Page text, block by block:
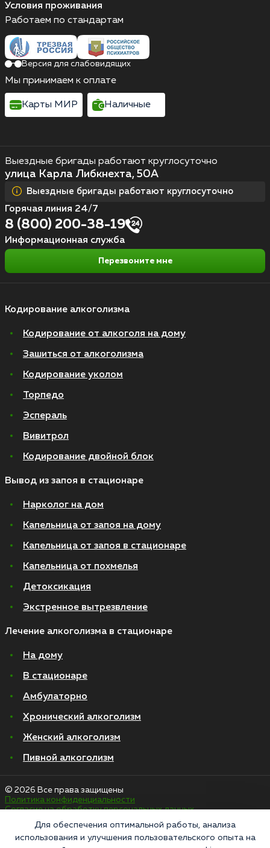
Условия проживания
Кодирование алкоголизма
Кодирование от алкоголя на дому
Зашиться от алкоголизма
Кодирование уколом
Торпедо
Эспераль
Вивитрол
Кодирование двойной блок
Вывод из запоя в стационаре
Нарколог на дом
Капельница от запоя на дому
Капельница от запоя в стационаре
Капельница от похмелья
Детоксикация
Экстренное вытрезвление
Лечение алкоголизма в стационаре
На дому
В стационаре
Амбулаторно
Хронический алкоголизм
Женский алкоголизм
Пивной алкоголизм
Выездные бригады работают круглосуточно
улица Карла Либкнехта, 50А
Выездные бригады работают круглосуточно
Горячая линия 24/7
8 (800) 200-38-19
Информационная служба
Перезвоните мне
Работаем по стандартам
Версия для слабовидящих
Мы принимаем к оплате
Карты МИР Наличные
© 2026 Все права защищены
Политика конфиденциальности
Согласие на обработку персональных данных
«Напоминаем, что сайт https://narkologiya24.clinic против распространения,
Для обеспечения оптимальной работы, анализа
использования и улучшения пользовательского опыта на